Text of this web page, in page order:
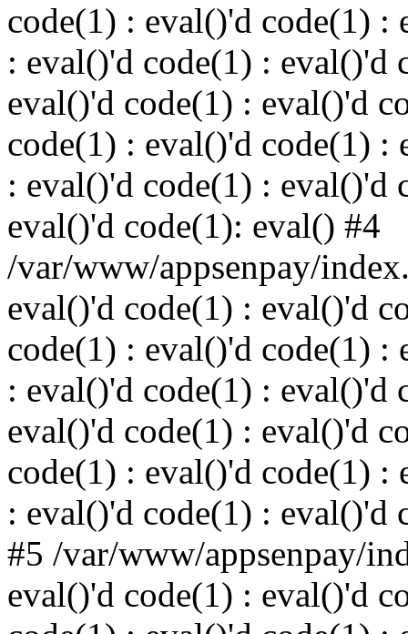
code(1) : eval()'d code(1) :
: eval()'d code(1) : eval()'d
eval()'d code(1) : eval()'d
code(1) : eval()'d code(1) :
: eval()'d code(1) : eval()'d
eval()'d code(1): eval() #4
/var/www/appsenpay/
eval()'d code(1) : eval()'d
code(1) : eval()'d code(1) :
: eval()'d code(1) : eval()'d
eval()'d code(1) : eval()'d
code(1) : eval()'d code(1) :
: eval()'d code(1) : eval()'d
#5 /var/www/appsenpay/
eval()'d code(1) : eval()'d